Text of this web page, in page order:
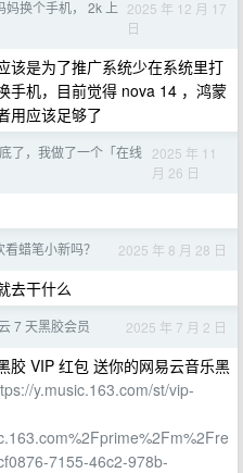
妈换个手机， 2k 上 2025 年 12 月 17
日
该是为了推广系统少在系统里打
手机，目前觉得 nova 14 ，鸿蒙
用应该足够了
了，我做了一个「在线
2025 年 11
月 26 日
蜡笔小新吗？ 2025 年 8 月 28 日
去干什么
7 天黑胶会员 2025 年 7 月 2 日
胶 VIP 红包 送你的网易云音乐黑
y.music.163.com/st/vip-
7155-46c2-978b-